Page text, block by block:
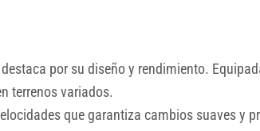
por su diseño y rendimiento.
terrenos variados.
que garantiza cambios suaves y